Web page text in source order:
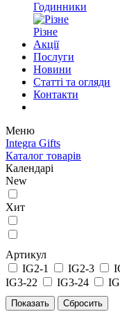
Годинники
Різне
Акції
Послуги
Новини
Статті та огляди
Контакти
Меню
Integra Gifts
Каталог товарів
Календарі
New
Хит
Артикул
IG2-1
IG2-3
IG3-22
IG3-24